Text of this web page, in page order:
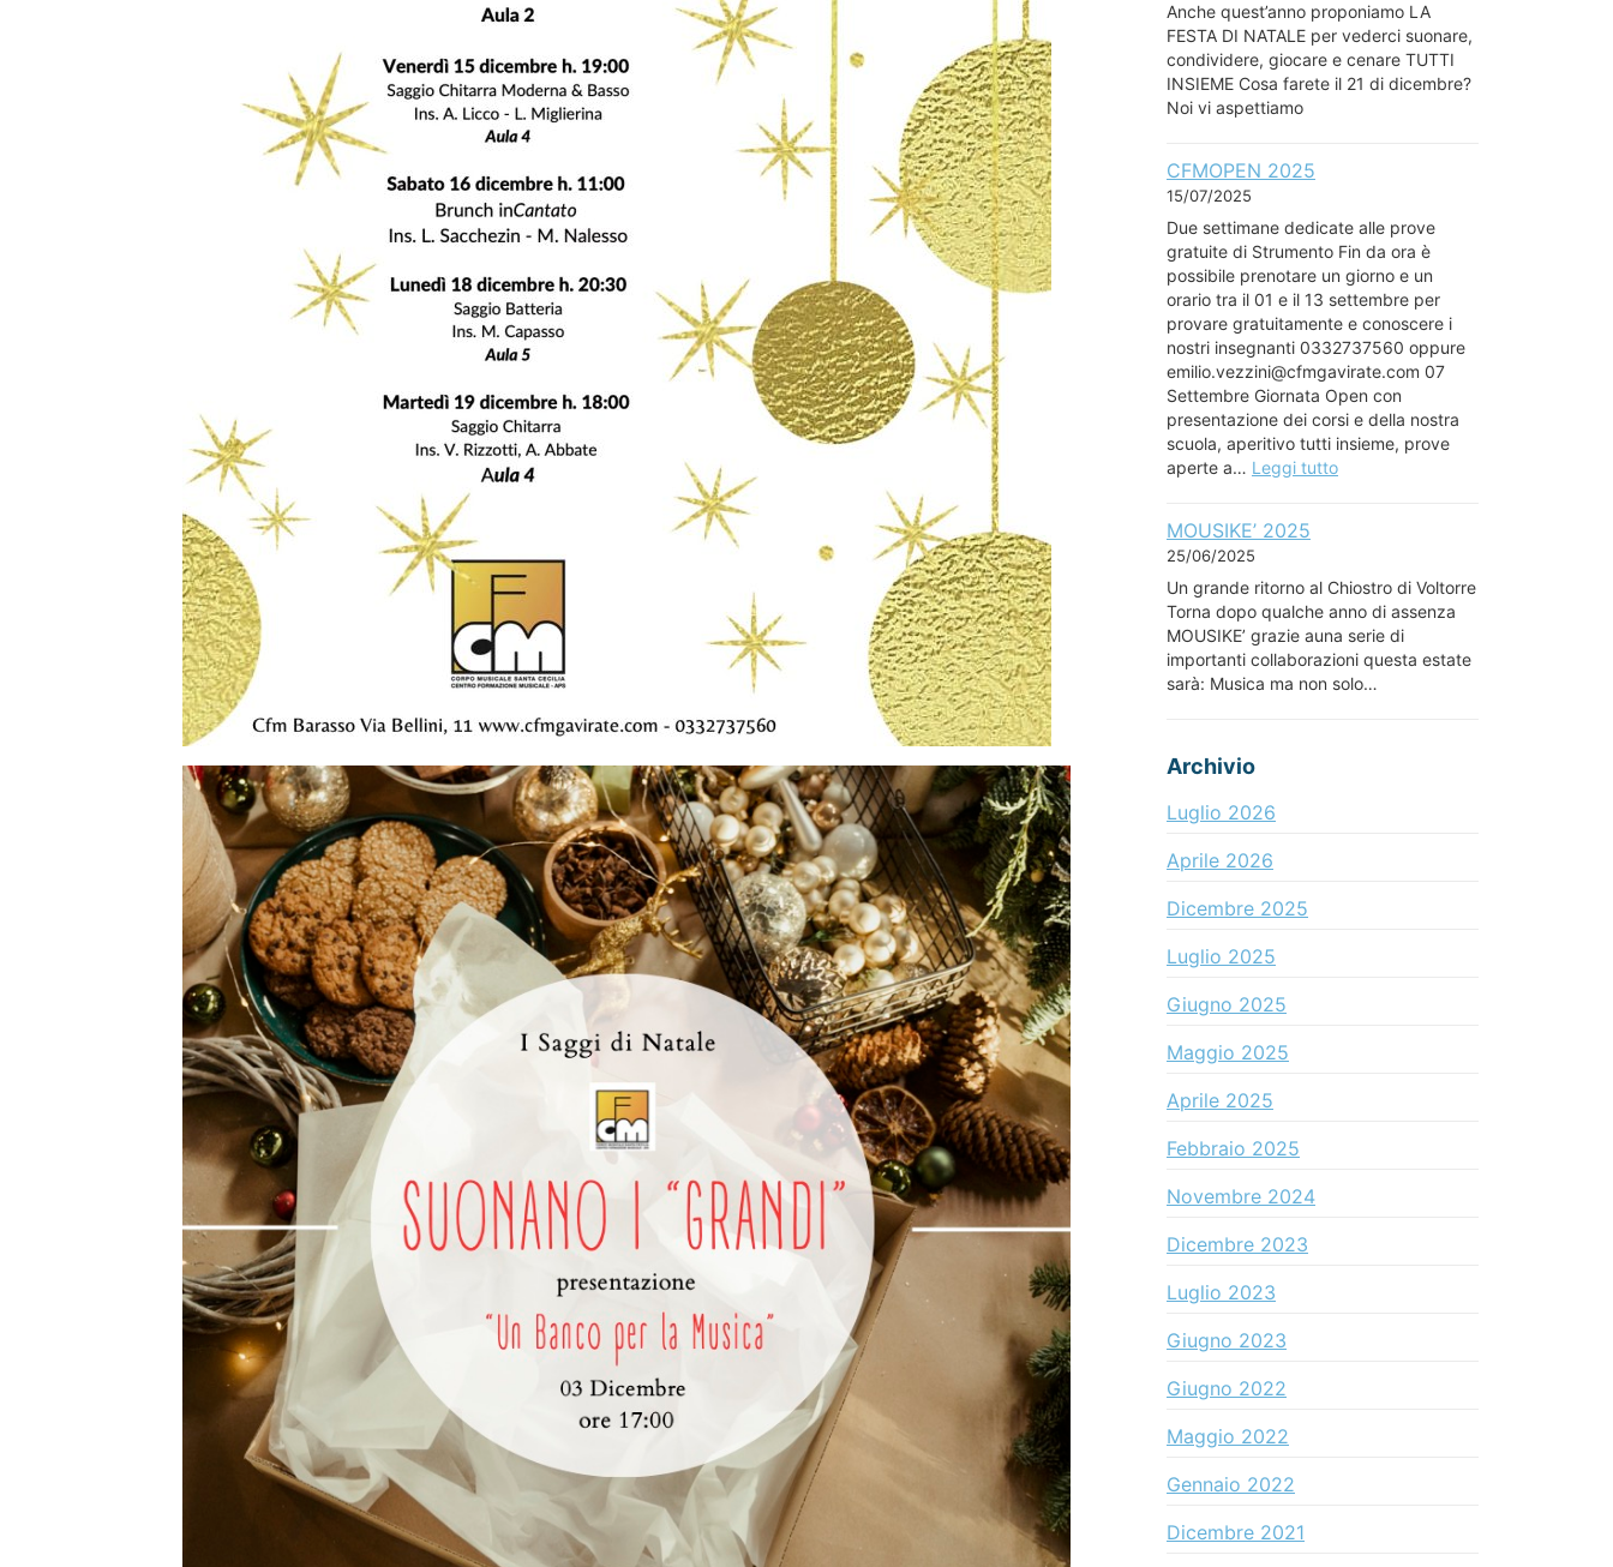
Anche quest’anno proponiamo LA
FESTA DI NATALE per vederci suonare,
condividere, giocare e cenare TUTTI
INSIEME Cosa farete il 21 di dicembre?
Noi vi aspettiamo
CFMOPEN 2025
15/07/2025
Due settimane dedicate alle prove
gratuite di Strumento Fin da ora è
possibile prenotare un giorno e un
orario tra il 01 e il 13 settembre per
provare gratuitamente e conoscere i
nostri insegnanti 0332737560 oppure
emilio.vezzini@cfmgavirate.com 07
Settembre Giornata Open con
presentazione dei corsi e della nostra
scuola, aperitivo tutti insieme, prove
aperte a… Leggi tutto
MOUSIKE’ 2025
25/06/2025
Un grande ritorno al Chiostro di Voltorre
Torna dopo qualche anno di assenza
MOUSIKE’ grazie auna serie di
importanti collaborazioni questa estate
sarà: Musica ma non solo…
Archivio
Luglio 2026
Aprile 2026
Dicembre 2025
Luglio 2025
Giugno 2025
Maggio 2025
Aprile 2025
Febbraio 2025
Novembre 2024
Dicembre 2023
Luglio 2023
Giugno 2023
Giugno 2022
Maggio 2022
Gennaio 2022
Dicembre 2021